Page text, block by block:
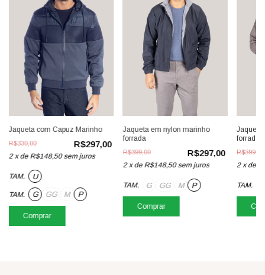
Jaqueta com Capuz Marinho
R$297,00
R$330,00
2 xde R$148,50 sem juros
TAM. U
TAM. G GG M P
Comprar
Jaqueta em nylon marinho
forrada
R$297,00
R$399,00
2 xde R$148,50 sem juros
TAM. G GG M P
Comprar
Jaqueta
forrada
R$399,00
2 x de
TAM.